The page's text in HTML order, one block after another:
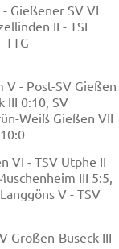
Gießener SV VI
II - TSF
V - Post-SV Gießen
III 0:10, SV
Weiß Gießen VII
VI - TSV Utphe II
III 5:5,
V - TSV
Großen-Buseck III